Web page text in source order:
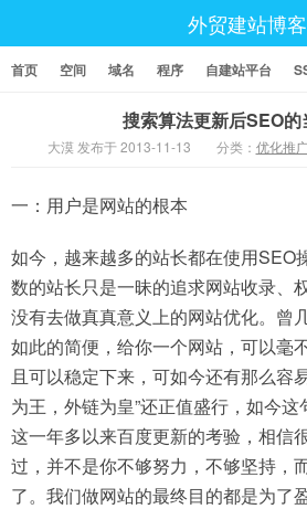
外贸建站博客
首页 空间 域名 程序 自建站平台
搜索算法更新后SEO
大漠 发布于 2013-11-13 分类： 优化推
一：用户是网站的根本
如今，越来越多的站长都在使用SEO
数的站长只是一昧的追求网站收录、
没有去做真真意义上的网站优化。曾
如此的简便，给你一个网站，可以毫
且可以稳定下来，可如今还有那么容
为王，外链为皇”还正值盛行，如今
这一年多以来百度更新的考验，相信
过，并不是你不够努力，不够坚持，
了。我们做网站的最终目的都是为了